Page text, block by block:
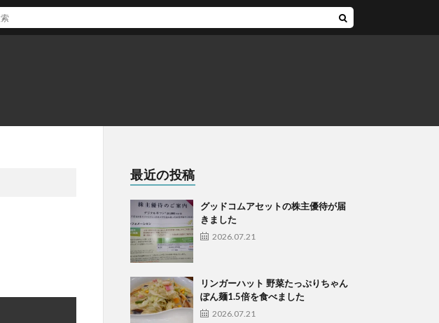
最近の投稿
グッドコムアセットの株主優待が届
きました
2026.07.21
リンガーハット 野菜たっぷりちゃん
ぽん麺1.5倍を食べました
2026.07.21